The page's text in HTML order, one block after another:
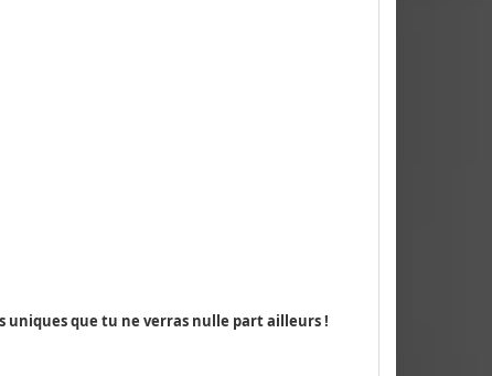
uniques que tu ne verras nulle part ailleurs !